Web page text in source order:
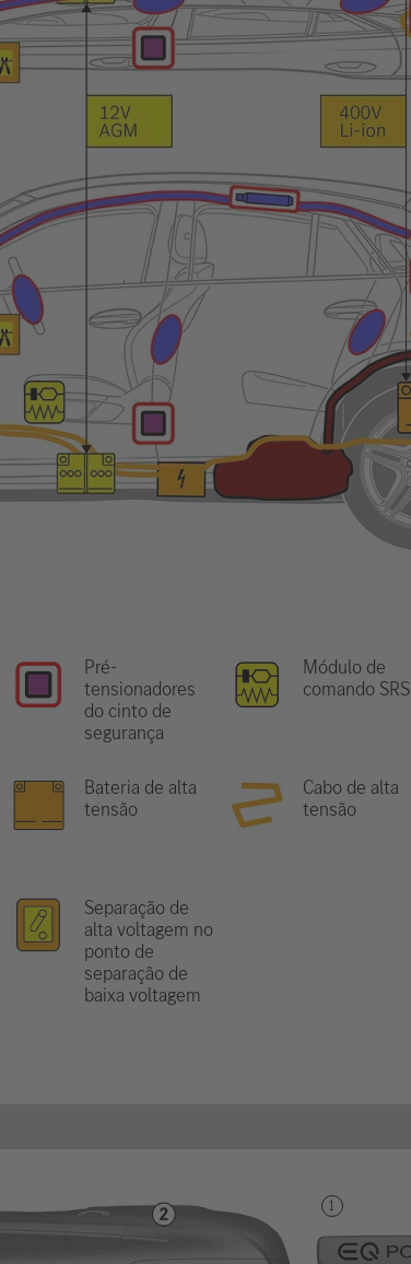
Pré-
tensionadores
do cinto de
segurança
Módulo de
comando SRS
Bateria de alta
tensão
Cabo de alta
tensão
Separação de
alta voltagem no
ponto de
separação de
baixa voltagem